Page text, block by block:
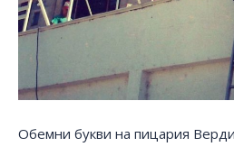
Обемни букви на пицария